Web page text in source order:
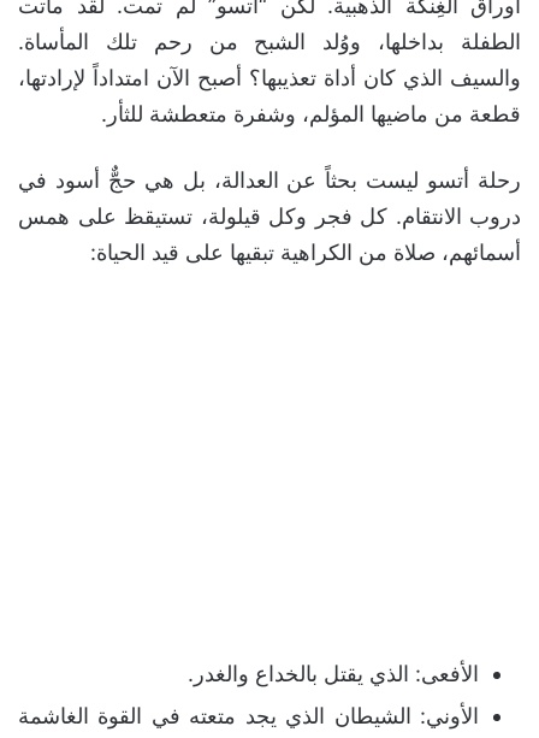
أوراق الغِنكة الذهبية. لكن “أتسو” لم تمت. لقد ماتت
الطفلة بداخلها، ووُلد الشبح من رحم تلك المأساة.
والسيف الذي كان أداة تعذيبها؟ أصبح الآن امتداداً لإرادتها،
قطعة من ماضيها المؤلم، وشفرة متعطشة للثأر.
رحلة أتسو ليست بحثاً عن العدالة، بل هي حجٌّ أسود في
دروب الانتقام. كل فجر وكل قيلولة، تستيقظ على همس
أسمائهم، صلاة من الكراهية تبقيها على قيد الحياة:
الأفعى: الذي يقتل بالخداع والغدر.
الأوني: الشيطان الذي يجد متعته في القوة الغاشمة